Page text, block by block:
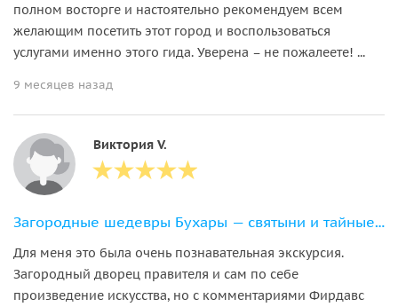
полном восторге и настоятельно рекомендуем всем
желающим посетить этот город и воспользоваться
услугами именно этого гида. Уверена – не пожалеете! ...
9 месяцев назад
Виктория V.
Загородные шедевры Бухары — святыни и тайные храмы!
Для меня это была очень познавательная экскурсия.
Загородный дворец правителя и сам по себе
произведение искусства, но с комментариями Фирдавс